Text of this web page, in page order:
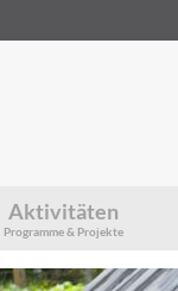
Aktivitäten
Programme & Projekte